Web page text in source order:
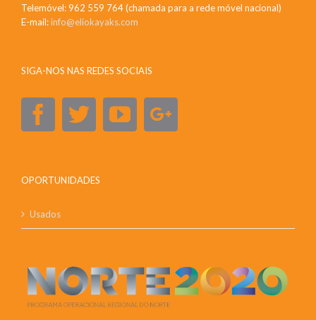
Telemóvel: 962 559 764 (chamada para a rede móvel nacional)
E-mail:info@eliokayaks.com
SIGA-NOS NAS REDES SOCIAIS
OPORTUNIDADES
Usados